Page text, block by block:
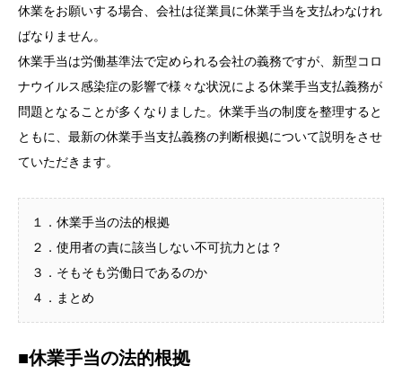
休業をお願いする場合、会社は従業員に休業手当を支払わなけれ
ばなりません。
休業手当は労働基準法で定められる会社の義務ですが、新型コロ
ナウイルス感染症の影響で様々な状況による休業手当支払義務が
問題となることが多くなりました。休業手当の制度を整理すると
ともに、最新の休業手当支払義務の判断根拠について説明をさせ
ていただきます。
１．休業手当の法的根拠
２．使用者の責に該当しない不可抗力とは？
３．そもそも労働日であるのか
４．まとめ
■休業手当の法的根拠